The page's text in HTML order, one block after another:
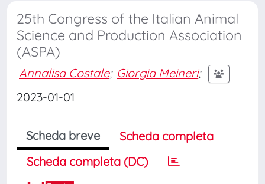
25th Congress of the Italian Animal
Science and Production Association
(ASPA)
Annalisa Costale; Giorgia Meineri;
2023-01-01
Scheda breve
Scheda completa
Scheda completa (DC)